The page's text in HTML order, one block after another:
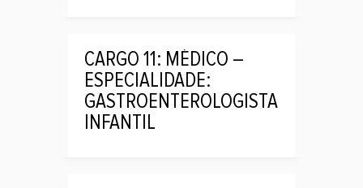
CARGO 11: MÉDICO –
ESPECIALIDADE:
GASTROENTEROLOGISTA
INFANTIL